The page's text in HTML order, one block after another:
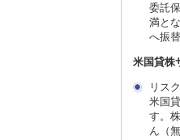
委託
満と
へ振
米国貸株
リス
米国
す。
ん（